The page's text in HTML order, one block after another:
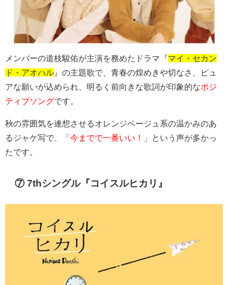
メンバーの道枝駿佑が主演を務めたドラマ『マイ・セカン
ド・アオハル 』の主題歌で、青春の煌めきや切なさ、ピュ
アな願いが込められ、明るく前向きな歌詞が印象的なポジ
ティブソングです。
秋の雰囲気を連想させるオレンジベージュ系の温かみのあ
るジャケ写で、「 今までで一番いい！
」という声が多かっ
たです。
⑦ 7thシングル『コイスルヒカリ』